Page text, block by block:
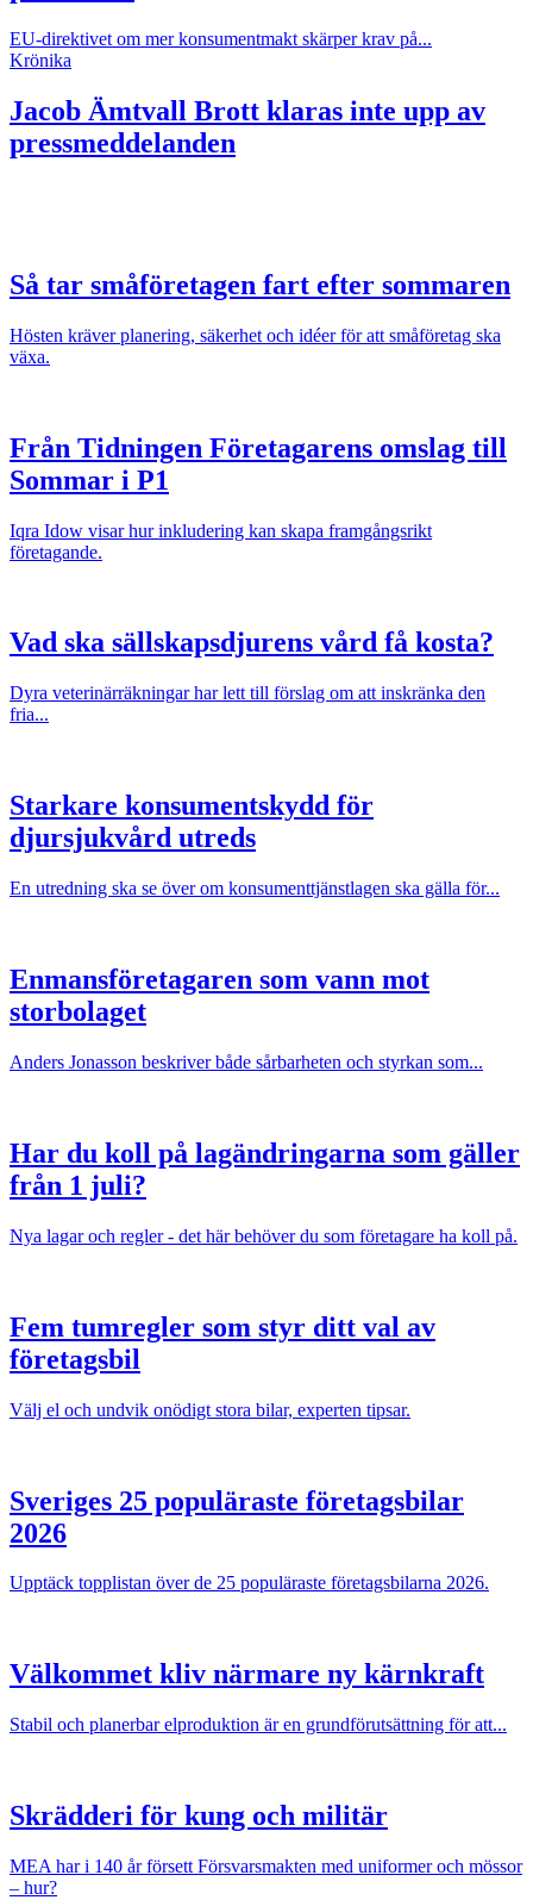
EU-direktivet om mer konsumentmakt skärper krav på...
Krönika
Jacob Ämtvall Brott klaras inte upp av
pressmeddelanden
Så tar småföretagen fart efter sommaren
Hösten kräver planering, säkerhet och idéer för att småföretag ska
växa.
Från Tidningen Företagarens omslag till
Sommar i P1
Iqra Idow visar hur inkludering kan skapa framgångsrikt
företagande.
Vad ska sällskapsdjurens vård få kosta?
Dyra veterinärräkningar har lett till förslag om att inskränka den
fria...
Starkare konsumentskydd för
djursjukvård utreds
En utredning ska se över om konsumenttjänstlagen ska gälla för...
Enmansföretagaren som vann mot
storbolaget
Anders Jonasson beskriver både sårbarheten och styrkan som...
Har du koll på lagändringarna som gäller
från 1 juli?
Nya lagar och regler - det här behöver du som företagare ha koll på.
Fem tumregler som styr ditt val av
företagsbil
Välj el och undvik onödigt stora bilar, experten tipsar.
Sveriges 25 populäraste företagsbilar
2026
Upptäck topplistan över de 25 populäraste företagsbilarna 2026.
Välkommet kliv närmare ny kärnkraft
Stabil och planerbar elproduktion är en grundförutsättning för att...
Skrädderi för kung och militär
MEA har i 140 år försett Försvarsmakten med uniformer och mössor
– hur?